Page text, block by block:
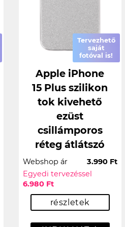
Tervezhető
saját
fotóval is!
Apple iPhone
15 Plus szilikon
tok kivehető
ezüst
csillámporos
réteg átlátszó
Webshop ár
3.990 Ft
Egyedi tervezéssel
6.980 Ft
részletek